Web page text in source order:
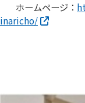
ホームページ：
inaricho/